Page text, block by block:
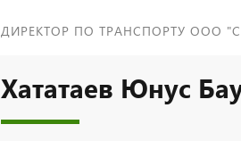
ДИРЕКТОР ПО ТРАНСПОРТУ ООО
Хататаев Юнус